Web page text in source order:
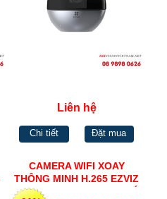
Liên hệ
Chi tiết Đặt mua
CAMERA WIFI XOAY
THÔNG MINH H.265 EZVIZ
CS-C8PF-A0-6E22WFR CÓ